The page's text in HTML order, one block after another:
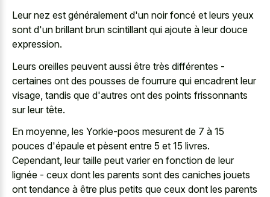
Leur nez est généralement d'un noir foncé et leurs yeux
sont d'un brillant brun scintillant qui ajoute à leur douce
expression.
Leurs oreilles peuvent aussi être très différentes -
certaines ont des pousses de fourrure qui encadrent leur
visage, tandis que d'autres ont des points frissonnants
sur leur tête.
En moyenne, les Yorkie-poos mesurent de 7 à 15
pouces d'épaule et pèsent entre 5 et 15 livres.
Cependant, leur taille peut varier en fonction de leur
lignée - ceux dont les parents sont des caniches jouets
ont tendance à être plus petits que ceux dont les parents